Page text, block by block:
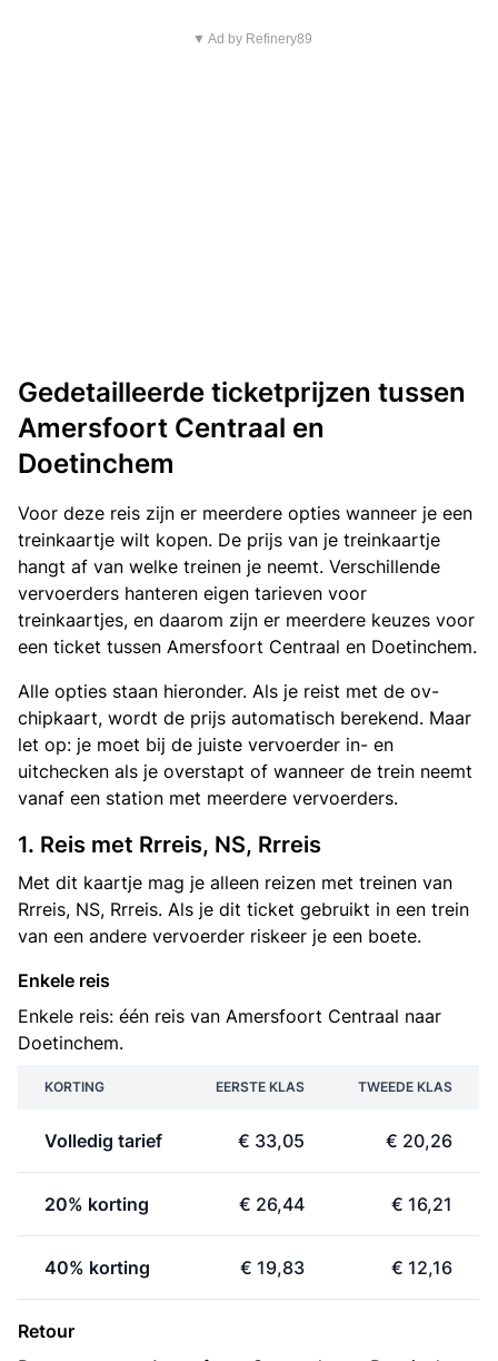
▼ Ad by Refinery89
Gedetailleerde ticketprijzen tussen
Amersfoort Centraal en
Doetinchem
Voor deze reis zijn er meerdere opties wanneer je een
treinkaartje wilt kopen. De prijs van je treinkaartje
hangt af van welke treinen je neemt. Verschillende
vervoerders hanteren eigen tarieven voor
treinkaartjes, en daarom zijn er meerdere keuzes voor
een ticket tussen Amersfoort Centraal en Doetinchem.
Alle opties staan hieronder. Als je reist met de ov-
chipkaart, wordt de prijs automatisch berekend. Maar
let op: je moet bij de juiste vervoerder in- en
uitchecken als je overstapt of wanneer de trein neemt
vanaf een station met meerdere vervoerders.
1. Reis met Rrreis, NS, Rrreis
Met dit kaartje mag je alleen reizen met treinen van
Rrreis, NS, Rrreis. Als je dit ticket gebruikt in een trein
van een andere vervoerder riskeer je een boete.
Enkele reis
Enkele reis: één reis van Amersfoort Centraal naar
Doetinchem.
KORTING EERSTE KLAS TWEEDE KLAS
Volledig tarief € 33,05 € 20,26
20% korting € 26,44 € 16,21
40% korting € 19,83 € 12,16
Retour